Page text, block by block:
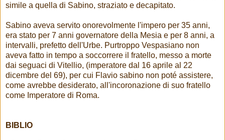
simile a quella di Sabino, straziato e decapitato.
Sabino aveva servito onorevolmente l'impero per 35 anni,
era stato per 7 anni governatore della Mesia e per 8 anni, a
intervalli, prefetto dell'Urbe. Purtroppo Vespasiano non
aveva fatto in tempo a soccorrere il fratello, messo a morte
dai seguaci di Vitellio, (imperatore dal 16 aprile al 22
dicembre del 69), per cui Flavio sabino non poté assistere,
come avrebbe desiderato, all'incoronazione di suo fratello
come Imperatore di Roma.
BIBLIO